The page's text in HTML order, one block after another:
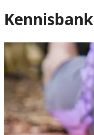
Kennisbank